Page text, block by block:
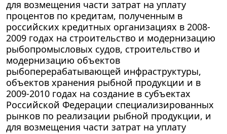
для возмещения части затрат на уплату
процентов по кредитам, полученным в
российских кредитных организациях в 2008-
2009 годах на строительство и модернизацию
рыбопромысловых судов, строительство и
модернизацию объектов
рыбоперерабатывающей инфраструктуры,
объектов хранения рыбной продукции и в
2009-2010 годах на создание в субъектах
Российской Федерации специализированных
рынков по реализации рыбной продукции, и
для возмещения части затрат на уплату